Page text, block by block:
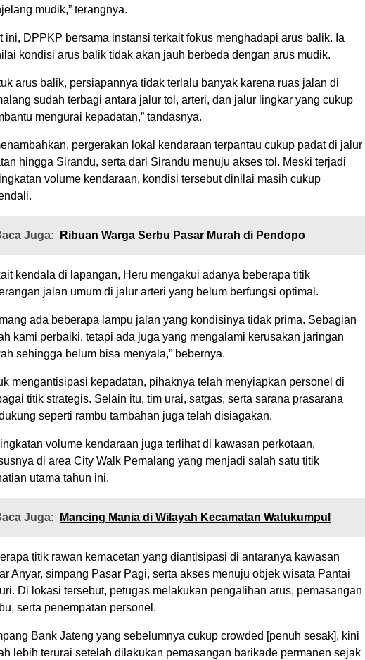
mudik,” terangnya.
ini, DPPKP bersama instansi terkait fokus menghadapi arus balik. Ia
kondisi arus balik tidak akan jauh berbeda dengan arus mudik.
arus balik, persiapannya tidak terlalu banyak karena ruas jalan di
sudah terbagi antara jalur tol, arteri, dan jalur lingkar yang cukup
mengurai kepadatan,” tandasnya.
pergerakan lokal kendaraan terpantau cukup padat di jalur
hingga Sirandu, serta dari Sirandu menuju akses tol. Meski terjadi
volume kendaraan, kondisi tersebut dinilai masih cukup
Juga: Ribuan Warga Serbu Pasar Murah di Pendopo
kendala di lapangan, Heru mengakui adanya beberapa titik
jalan umum di jalur arteri yang belum berfungsi optimal.
ada beberapa lampu jalan yang kondisinya tidak prima. Sebagian
kami perbaiki, tetapi ada juga yang mengalami kerusakan jaringan
sehingga belum bisa menyala,” bebernya.
mengantisipasi kepadatan, pihaknya telah menyiapkan personel di
titik strategis. Selain itu, tim urai, satgas, serta sarana prasarana
seperti rambu tambahan juga telah disiagakan.
volume kendaraan juga terlihat di kawasan perkotaan,
di area City Walk Pemalang yang menjadi salah satu titik
utama tahun ini.
Juga: Mancing Mania di Wilayah Kecamatan Watukumpul
titik rawan kemacetan yang diantisipasi di antaranya kawasan
Anyar, simpang Pasar Pagi, serta akses menuju objek wisata Pantai
Di lokasi tersebut, petugas melakukan pengalihan arus, pemasangan
serta penempatan personel.
Bank Jateng yang sebelumnya cukup crowded [penuh sesak], kini
lebih terurai setelah dilakukan pemasangan barikade permanen sejak